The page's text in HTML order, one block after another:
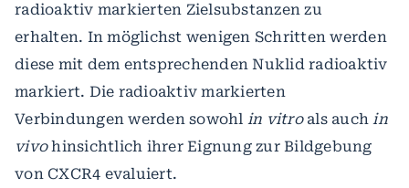
radioaktiv markierten Zielsubstanzen zu
erhalten. In möglichst wenigen Schritten werden
diese mit dem entsprechenden Nuklid radioaktiv
markiert. Die radioaktiv markierten
Verbindungen werden sowohl in vitroals auchin
vivohinsichtlich ihrer Eignung zur Bildgebung
von CXCR4 evaluiert.